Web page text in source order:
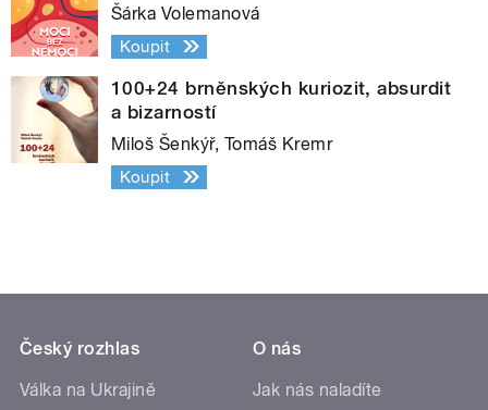
Šárka Volemanová
Koupit
100+24 brněnských kuriozit, absurdit
a bizarností
Miloš Šenkýř, Tomáš Kremr
Koupit
Český rozhlas
Válka na Ukrajině
O nás
Jak nás naladíte